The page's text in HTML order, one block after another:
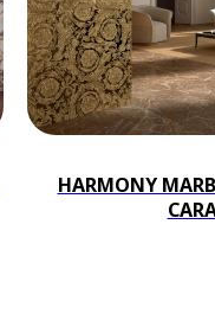
HARMONY